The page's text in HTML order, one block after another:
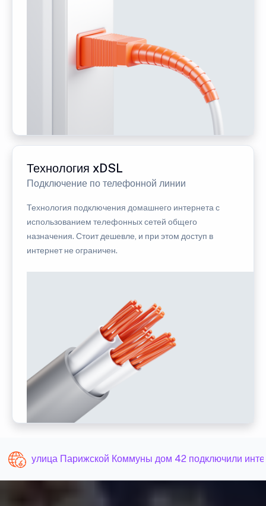
Технология xDSL
Подключение по телефонной линии
Технология подключения домашнего интернета с
использованием телефонных сетей общего
назначения. Стоит дешевле, и при этом доступ в
интернет не ограничен.
улица Парижской Коммуны дом 42 подключили